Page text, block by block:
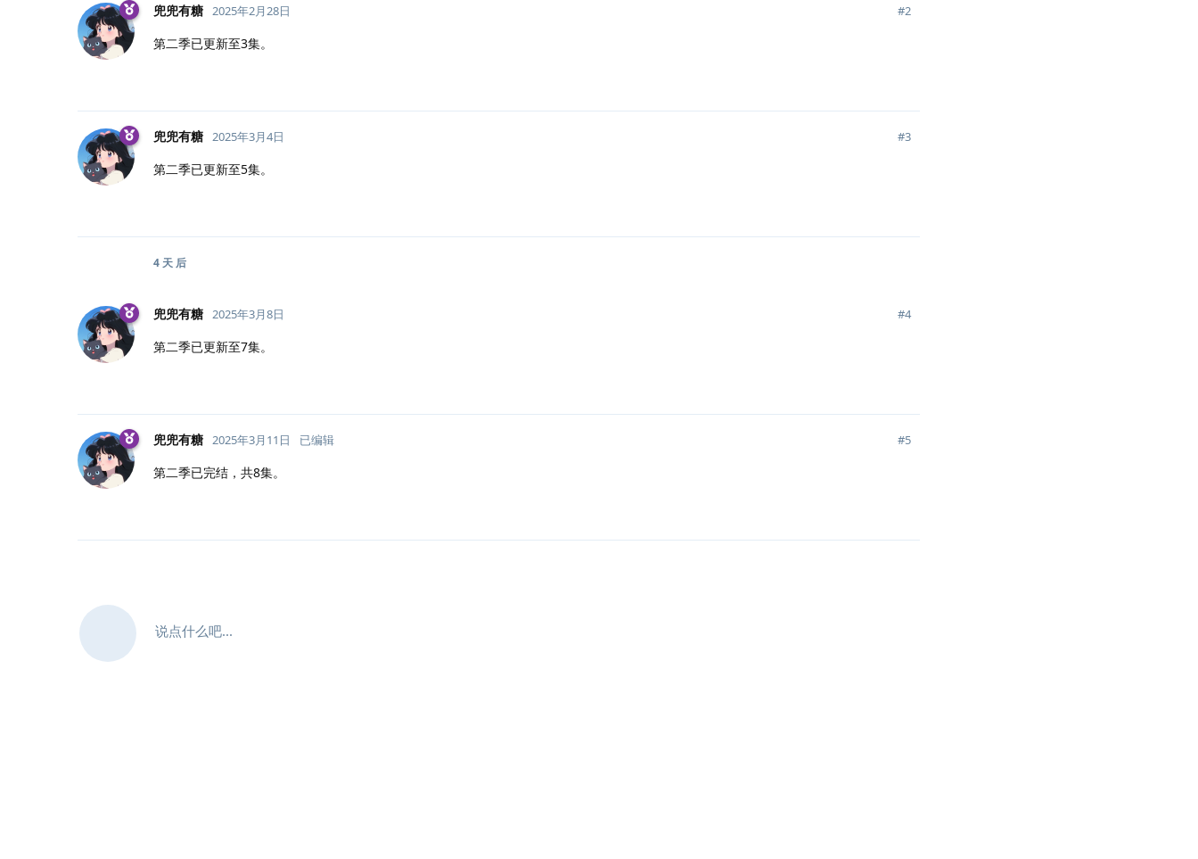
兜兜有糖 2025年2月28日 #2
第二季已更新至3集。
兜兜有糖 2025年3月4日 #3
第二季已更新至5集。
4 天 后
兜兜有糖 2025年3月8日 #4
第二季已更新至7集。
兜兜有糖 2025年3月11日 已编辑 #5
第二季已完结，共8集。
说点什么吧...